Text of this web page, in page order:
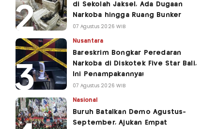
di Sekolah Jaksel, Ada Dugaan
Narkoba hingga Ruang Bunker
07 Agustus 2026 WIB
Nusantara
Bareskrim Bongkar Peredaran
Narkoba di Diskotek Five Star Bali,
Ini Penampakannya!
07 Agustus 2026 WIB
Nasional
Buruh Batalkan Demo Agustus-
September, Ajukan Empat